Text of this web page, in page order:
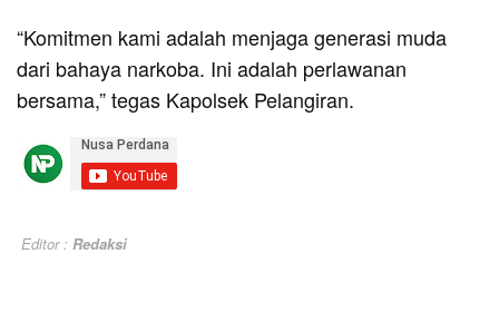
“Komitmen kami adalah menjaga generasi muda
dari bahaya narkoba. Ini adalah perlawanan
bersama,” tegas Kapolsek Pelangiran.
Editor : Redaksi